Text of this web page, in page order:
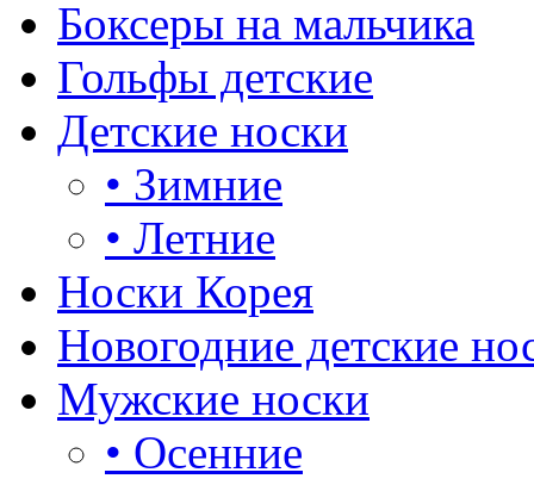
Боксеры на мальчика
Гольфы детские
Детские носки
• Зимние
• Летние
Носки Корея
Новогодние детские
Мужские носки
• Осенние